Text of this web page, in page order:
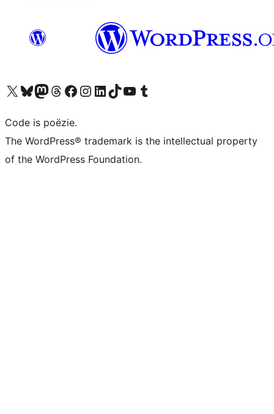
Bezoek ons X (voorheen Twitter) account
Bezoek ons Bluesky account
Bezoek ons Mastodon account
Bezoek ons Threads account
Onze Facebook pagina bezoeken
Bezoek ons Instagram account
Bezoek ons LinkedIn account
Bezoek ons TikTok account
Bezoek ons YouTube kanaalBezoek ons Tumblr account
Code is poëzie.
The WordPress® trademark is the intellectual property
of the WordPress Foundation.